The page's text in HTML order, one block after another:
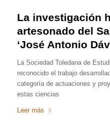
La investigación
artesonado del
‘José Antonio
La Sociedad Toledana de
reconocido el trabajo
categoría de actuaciones y
estas ciencias
Leer más